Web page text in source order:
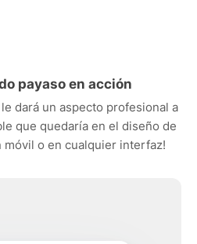
payaso en acción
dará un aspecto profesional a
que quedaría en el diseño de
móvil o en cualquier interfaz!